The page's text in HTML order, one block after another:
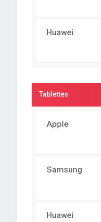
Huawei
Tablettes
Apple
Samsung
Huawei